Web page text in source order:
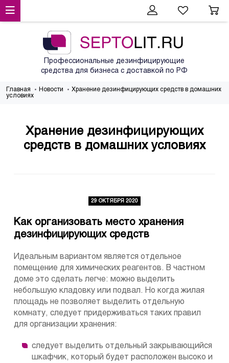
Профессиональные дезинфицирующие
средства для бизнеса с доставкой по РФ
Главная Новости
Хранение дезинфицирующих средств в домашних
условиях
Хранение дезинфицирующих
средств в домашних условиях
29 ОКТЯБРЯ 2020
Как организовать место хранения
дезинфицирующих средств
Идеальным вариантом является отдельное
помещение для химических реагентов. В частном
доме это сделать легче: можно выделить
небольшую кладовку или подвал. Но когда жилая
площадь не позволяет выделить отдельную
комнату, следует придерживаться таких правил
для организации хранения:
следует выделить отдельный закрывающийся
шкафчик, который будет расположен высоко и